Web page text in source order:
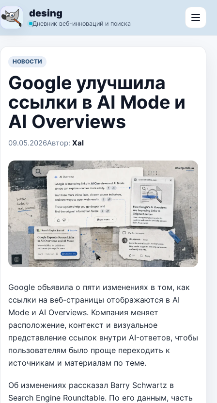
Перейти к содержимому
desing
Дневник веб-инноваций и поиска
НОВОСТИ
Google улучшила
ссылки в AI Mode и
AI Overviews
09.05.2026Автор: Xal
Google объявила о пяти изменениях в том, как
ссылки на веб-страницы отображаются в AI
Mode и AI Overviews. Компания меняет
расположение, контекст и визуальное
представление ссылок внутри AI-ответов, чтобы
пользователям было проще переходить к
источникам и материалам по теме.
Об изменениях рассказал Barry Schwartz в
Search Engine Roundtable. По его данным, часть